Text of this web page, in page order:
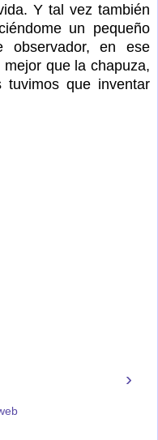
Y tal vez también
un pequeño
observador, en ese
que la chapuza,
tuvimos que inventar
›